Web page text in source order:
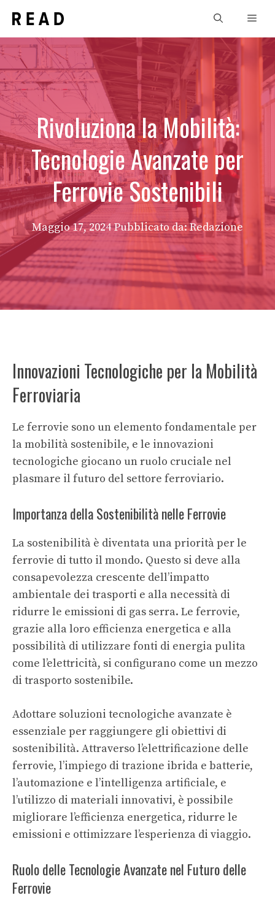
contenuto
Rivoluziona la Mobilità:
Tecnologie Avanzate per
Ferrovie Sostenibili
Maggio 17, 2024 Pubblicato da: Redazione
Innovazioni Tecnologiche per la Mobilità
Ferroviaria
Le ferrovie sono un elemento fondamentale per
la mobilità sostenibile, e le innovazioni
tecnologiche giocano un ruolo cruciale nel
plasmare il futuro del settore ferroviario.
Importanza della Sostenibilità nelle Ferrovie
La sostenibilità è diventata una priorità per le
ferrovie di tutto il mondo. Questo si deve alla
consapevolezza crescente dell’impatto
ambientale dei trasporti e alla necessità di
ridurre le emissioni di gas serra. Le ferrovie,
grazie alla loro efficienza energetica e alla
possibilità di utilizzare fonti di energia pulita
come l’elettricità, si configurano come un mezzo
di trasporto sostenibile.
Adottare soluzioni tecnologiche avanzate è
essenziale per raggiungere gli obiettivi di
sostenibilità. Attraverso l’elettrificazione delle
ferrovie, l’impiego di trazione ibrida e batterie,
l’automazione e l’intelligenza artificiale, e
l’utilizzo di materiali innovativi, è possibile
migliorare l’efficienza energetica, ridurre le
emissioni e ottimizzare l’esperienza di viaggio.
Ruolo delle Tecnologie Avanzate nel Futuro delle
Ferrovie